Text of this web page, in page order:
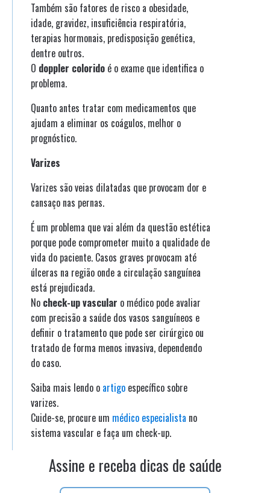
Também são fatores de risco a obesidade,
idade, gravidez, insuficiência respiratória,
terapias hormonais, predisposição genética,
dentre outros.
O doppler colorido é o exame que identifica o
problema.
Quanto antes tratar com medicamentos que
ajudam a eliminar os coágulos, melhor o
prognóstico.
Varizes
Varizes são veias dilatadas que provocam dor e
cansaço nas pernas.
É um problema que vai além da questão estética
porque pode comprometer muito a qualidade de
vida do paciente. Casos graves provocam até
úlceras na região onde a circulação sanguínea
está prejudicada.
No check-up vascular o médico pode avaliar
com precisão a saúde dos vasos sanguíneos e
definir o tratamento que pode ser cirúrgico ou
tratado de forma menos invasiva, dependendo
do caso.
Saiba mais lendo o artigo específico sobre
varizes.
Cuide-se, procure um médico especialista no
sistema vascular e faça um check-up.
Assine e receba dicas de saúde